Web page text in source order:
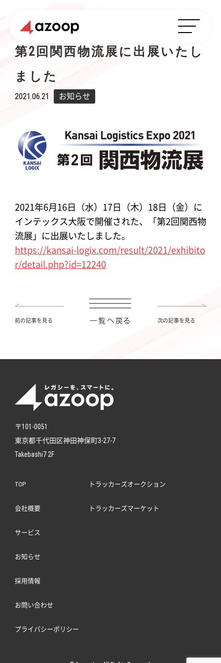
第2回関西物流展に出展いたし
ました
2021.06.21 お知らせ
2021年6月16日（水）17日（木）18日（金）に
インテックス大阪で開催された、「第2回関西物
流展」に出展いたしました。
https://kansai-logix.com/result/2021/exhibito
r/detail.php?id=12240
前の記事を見る 次の記事を見る
〒101-0051
東京都千代田区神田神保町3-27-7
Takebashi7 2F
TOP
会社概要
サービス
お知らせ
採用情報
お問い合わせ
プライバシーポリシー
トラッカーズオークション
トラッカーズマーケット